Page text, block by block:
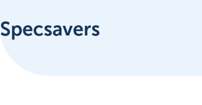
Specsavers